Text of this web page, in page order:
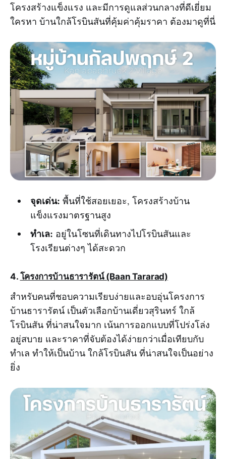
โครงสร้างแข็งแรง และมีการดูแลส่วนกลางที่ดีเยี่ยม
ใครหา บ้านใกล้โรบินสันที่คุ้มค่าคุ้มราคา ต้องมาดูที่นี่
จุดเด่น: พื้นที่ใช้สอยเยอะ, โครงสร้างบ้าน
แข็งแรงมาตรฐานสูง
ทำเล: อยู่ในโซนที่เดินทางไปโรบินสันและ
โรงเรียนต่างๆ ได้สะดวก
4. โครงการบ้านธารารัตน์ (Baan Tararad)
สำหรับคนที่ชอบความเรียบง่ายและอบอุ่นโครงการ
บ้านธารารัตน์ เป็นตัวเลือกบ้านเดี่ยวสุรินทร์ ใกล้
โรบินสัน ที่น่าสนใจมาก เน้นการออกแบบที่โปร่งโล่ง
อยู่สบาย และราคาที่จับต้องได้ง่ายกว่าเมื่อเทียบกับ
ทำเล ทำให้เป็นบ้าน ใกล้โรบินสัน ที่น่าสนใจเป็นอย่าง
ยิ่ง